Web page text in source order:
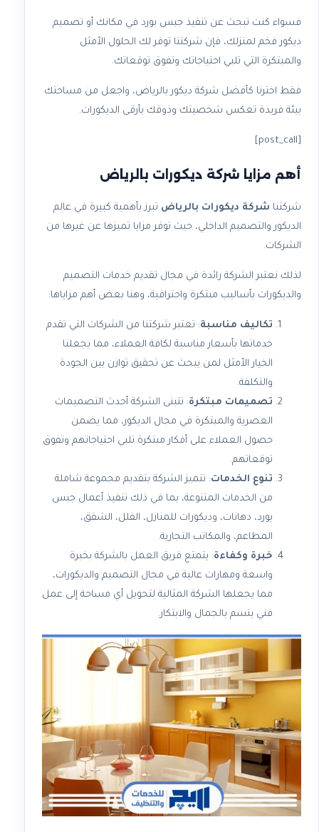
فسواء كنت تبحث عن تنفيذ جبس بورد في مكانك أو تصميم
ديكور فخم لمنزلك، فإن شركتنا توفر لك الحلول الأمثل
والمبتكرة التي تلبي احتياجاتك وتفوق توقعاتك.
فقط اخترنا كأفضل شركة ديكور بالرياض، واجعل من مساحتك
بيئة فريدة تعكس شخصيتك وذوقك بأرقى الديكورات.
[post_call]
أهم مزايا شركة ديكورات بالرياض
شركتنا شركة ديكورات بالرياض تبرز بأهمية كبيرة في عالم
الديكور والتصميم الداخلي، حيث توفر مزايا تميزها عن غيرها من
الشركات.
لذلك نعتبر الشركة رائدة في مجال تقديم خدمات التصميم
والديكورات بأساليب مبتكرة واحترافية، وهنا بعض أهم مزاياها:
تكاليف مناسبة: تعتبر شركتنا من الشركات التي تقدم
خدماتها بأسعار مناسبة لكافة العملاء، مما يجعلنا
الخيار الأمثل لمن يبحث عن تحقيق توازن بين الجودة
والتكلفة.
تصميمات مبتكرة: تتبنى الشركة أحدث التصميمات
العصرية والمبتكرة في مجال الديكور، مما يضمن
حصول العملاء على أفكار مبتكرة تلبي احتياجاتهم وتفوق
توقعاتهم.
تنوع الخدمات: تتميز الشركة بتقديم مجموعة شاملة
من الخدمات المتنوعة، بما في ذلك تنفيذ أعمال جبس
بورد، دهانات، وديكورات للمنازل، الفلل، الشقق،
المطاعم، والمكاتب التجارية.
خبرة وكفاءة: يتمتع فريق العمل بالشركة بخبرة
واسعة ومهارات عالية في مجال التصميم والديكورات،
مما يجعلها الشركة المثالية لتحويل أي مساحة إلى عمل
فني يتسم بالجمال والابتكار.